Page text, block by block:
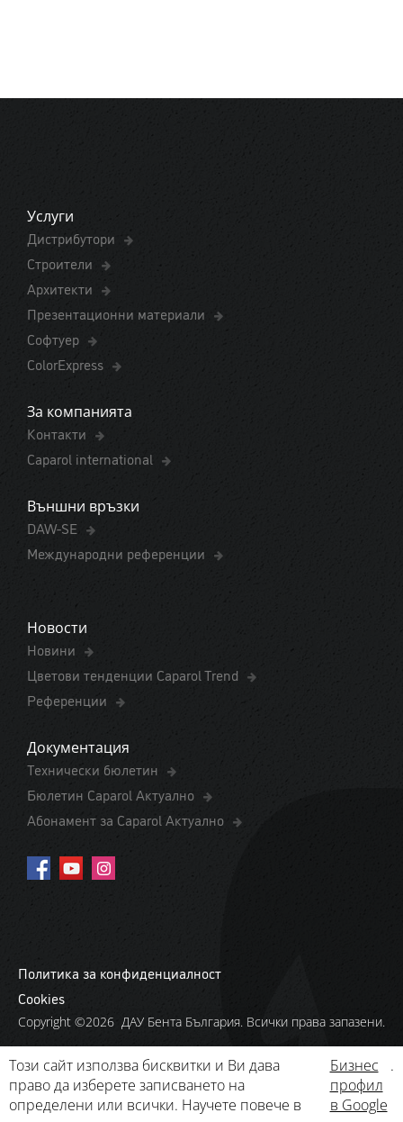
Услуги
Дистрибутори
Строители
Архитекти
Презентационни материали
Софтуер
ColorExpress
За компанията
Контакти
Caparol international
Външни връзки
DAW-SE
Международни референции
Новости
Новини
Цветови тенденции Caparol Trend
Референции
Документация
Технически бюлетин
Бюлетин Caparol Актуално
Абонамент за Caparol Актуално
Политика за конфиденциалност
Cookies
Copyright ©2026 ДАУ Бента България. Всички права запазени.
Този сайт използва бисквитки и Ви дава
право да изберете записването на
определени или всички. Научете повече в
Бизнес
профил
в Google
.